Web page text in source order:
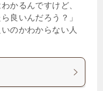
かるんですけど、
良いんだろう？」
のかわからない人